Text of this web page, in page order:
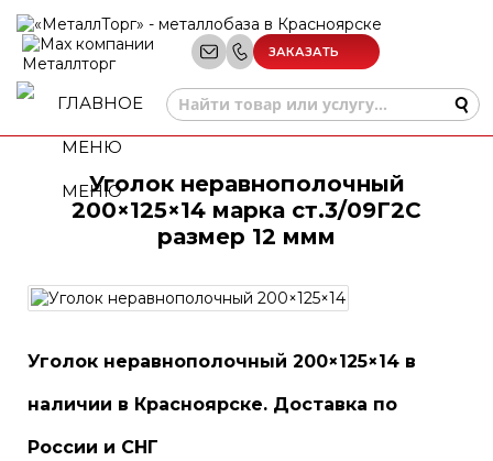
ЗАКАЗАТЬ
МЕНЮ
Уголок неравнополочный
200×125×14 марка ст.3/09Г2С
размер 12 ммм
Уголок неравнополочный 200×125×14 в
наличии в Красноярске. Доставка по
России и СНГ